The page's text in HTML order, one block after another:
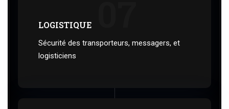
LOGISTIQUE
Sécurité des transporteurs, messagers, et
logisticiens